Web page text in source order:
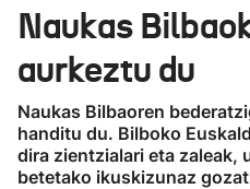
Naukas
aurkeztu du
Naukas Bilbaoren
handitu du. Bilboko
dira zientzialari eta zaleak,
betetako ikuskizunaz